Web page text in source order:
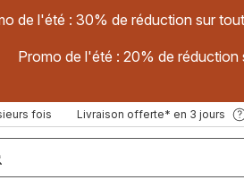
de l'été : 30% de réduction sur
Promo de l'été : 20% de réduction
fois Livraison offerte* en 3 jours